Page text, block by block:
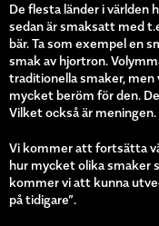
De flesta länder i världen
sedan är smaksatt med
bär. Ta som exempel en
smak av hjortron.
traditionella smaker,
mycket beröm för den.
Vilket också är meningen.
Vi kommer att fortsätta
hur mycket olika smaker
kommer vi att kunna
på tidigare”.